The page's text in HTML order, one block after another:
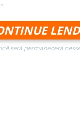
será permanecerá